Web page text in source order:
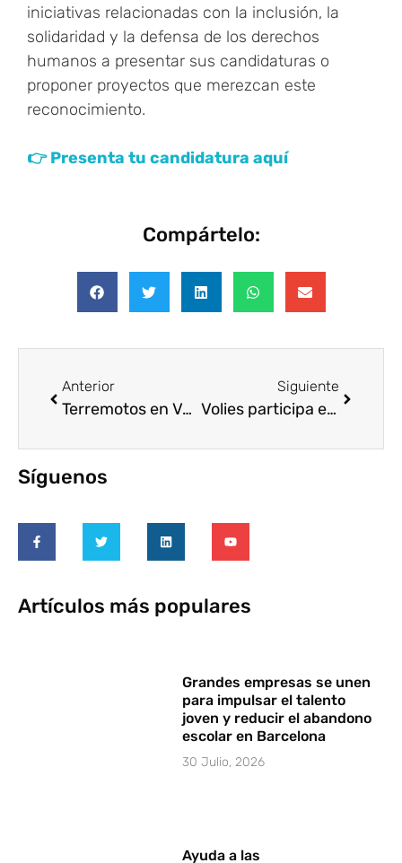
iniciativas relacionadas con la inclusión, la
solidaridad y la defensa de los derechos
humanos a presentar sus candidaturas o
proponer proyectos que merezcan este
reconocimiento.
👉 Presenta tu candidatura aquí
Compártelo:
Anterior
Terremotos en Venezuela, ¿Cómo Ayudar?
Siguiente
Volies participa en el Especial de Corresponsables como empresa B Corp
Síguenos
Artículos más populares
Grandes empresas se unen
para impulsar el talento
joven y reducir el abandono
escolar en Barcelona
30 Julio, 2026
Ayuda a las